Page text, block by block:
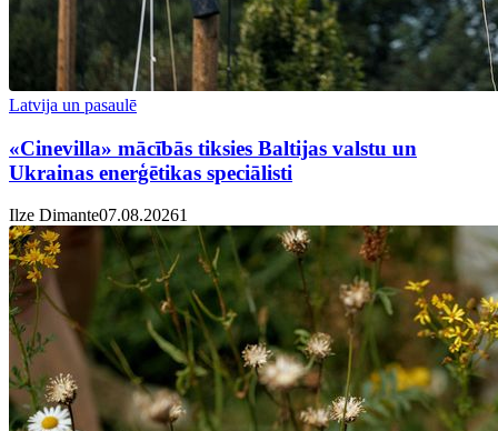
Latvija un pasaulē
«Cinevilla» mācībās tiksies Baltijas valstu un
Ukrainas enerģētikas speciālisti
Ilze Dimante07.08.20261